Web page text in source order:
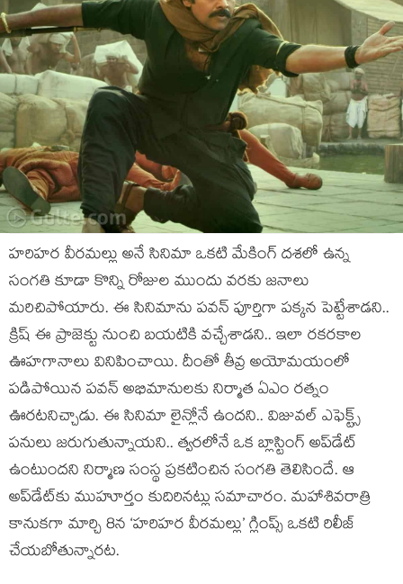
హరిహర వీరమల్లు అనే సినిమా ఒకటి మేకింగ్ దశలో ఉన్న
సంగతి కూడా కొన్ని రోజుల ముందు వరకు జనాలు
మరిచిపోయారు. ఈ సినిమాను పవన్ పూర్తిగా పక్కన పెట్టేశాడని..
క్రిష్ ఈ ప్రాజెక్టు నుంచి బయటికి వచ్చేశాడని.. ఇలా రకరకాల
ఊహగానాలు వినిపించాయి. దీంతో తీవ్ర అయోమయంలో
పడిపోయిన పవన్ అభిమానులకు నిర్మాత ఏఎం రత్నం
ఊరటనిచ్చాడు. ఈ సినిమా లైన్లోనే ఉందని.. విజువల్ ఎఫెక్ట్స్
పనులు జరుగుతున్నాయని.. త్వరలోనే ఒక బ్లాస్టింగ్ అప్‌డేట్
ఉంటుందని నిర్మాణ సంస్థ ప్రకటించిన సంగతి తెలిసిందే. ఆ
అప్‌డేట్‌కు ముహూర్తం కుదిరినట్లు సమాచారం. మహాశివరాత్రి
కానుకగా మార్చి 8న ‘హరిహర వీరమల్లు’ గ్లింప్స్ ఒకటి రిలీజ్
చేయబోతున్నారట.